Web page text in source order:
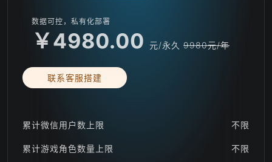
数据可控，私有化部署
￥4980.00 元/永久 9980元/年
联系客服搭建
累计微信用户数上限 不限
累计游戏角色数量上限 不限